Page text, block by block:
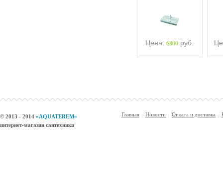
Цена: 6800 руб.
© 2013 - 2014 «AQUATEREM»
интернет-магазин сантехники
Главная Новости Оплата и доставка